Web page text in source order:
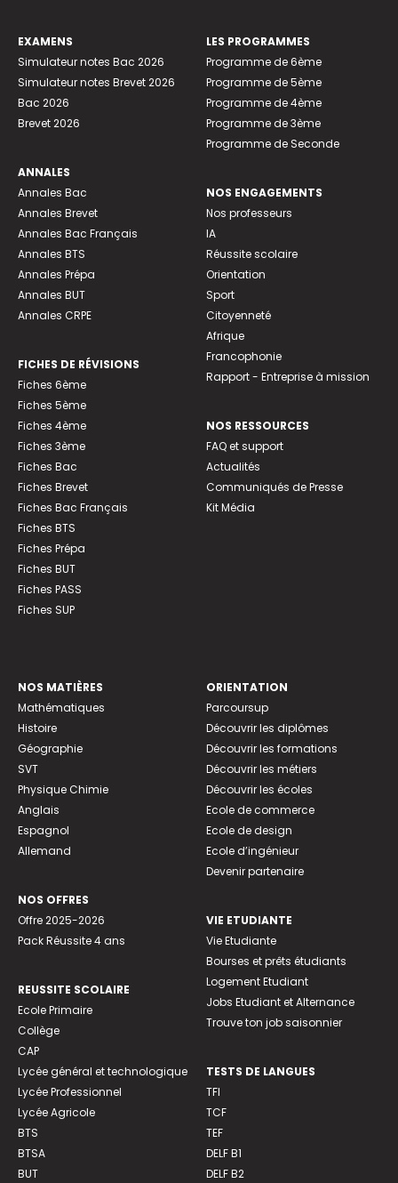
EXAMENS
Simulateur notes Bac 2026
Simulateur notes Brevet 2026
Bac 2026
Brevet 2026
ANNALES
Annales Bac
Annales Brevet
Annales Bac Français
Annales BTS
Annales Prépa
Annales BUT
Annales CRPE
FICHES DE RÉVISIONS
Fiches 6ème
Fiches 5ème
Fiches 4ème
Fiches 3ème
Fiches Bac
Fiches Brevet
Fiches Bac Français
Fiches BTS
Fiches Prépa
Fiches BUT
Fiches PASS
Fiches SUP
LES PROGRAMMES
Programme de 6ème
Programme de 5ème
Programme de 4ème
Programme de 3ème
Programme de Seconde
NOS ENGAGEMENTS
Nos professeurs
IA
Réussite scolaire
Orientation
Sport
Citoyenneté
Afrique
Francophonie
Rapport - Entreprise à mission
NOS RESSOURCES
FAQ et support
Actualités
Communiqués de Presse
Kit Média
NOS MATIÈRES
Mathématiques
Histoire
Géographie
SVT
Physique Chimie
Anglais
Espagnol
Allemand
NOS OFFRES
Offre 2025-2026
Pack Réussite 4 ans
REUSSITE SCOLAIRE
Ecole Primaire
Collège
CAP
Lycée général et technologique
Lycée Professionnel
Lycée Agricole
BTS
BTSA
BUT
ORIENTATION
Parcoursup
Découvrir les diplômes
Découvrir les formations
Découvrir les métiers
Découvrir les écoles
Ecole de commerce
Ecole de design
Ecole d’ingénieur
Devenir partenaire
VIE ETUDIANTE
Vie Etudiante
Bourses et prêts étudiants
Logement Etudiant
Jobs Etudiant et Alternance
Trouve ton job saisonnier
TESTS DE LANGUES
TFI
TCF
TEF
DELF B1
DELF B2